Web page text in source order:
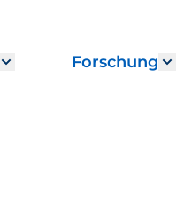
Show submenu for
Forschung